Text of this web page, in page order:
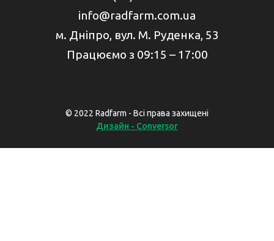
info@radfarm.com.ua
м. Дніпро, вул. М. Руденка, 53
Працюємо з 09:15 – 17:00
© 2022 Radfarm - Всі права захищені
Дизайн - Conversor